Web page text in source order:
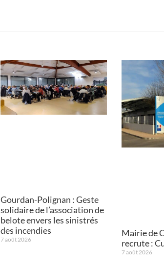
Gourdan-Polignan : Geste
solidaire de l’association de
belote envers les sinistrés
des incendies
7 août 2026
Mairie de
recrute :
7 août 2026